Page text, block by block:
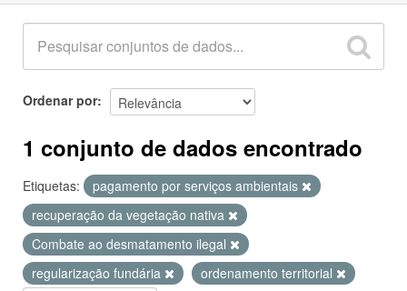
Ordenar por
1 conjunto de dados encontrado
Etiquetas:
pagamento por serviços ambientais
recuperação da vegetação nativa
Combate ao desmatamento ilegal
regularização fundária
ordenamento territorial